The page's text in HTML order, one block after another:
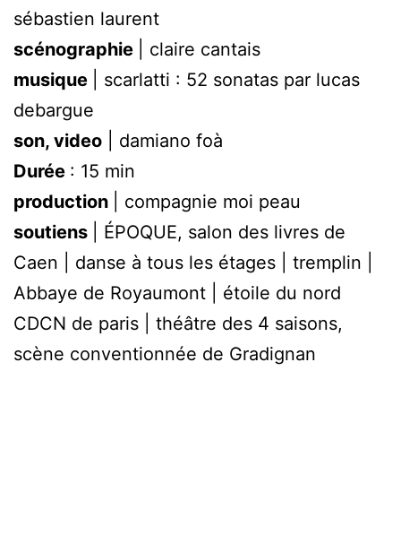
sébastien laurent
scénographie
| claire cantais
musique
| scarlatti : 52 sonatas par lucas
debargue
son, video | damiano foà
Durée : 15 min
production
| compagnie moi peau
soutiens
| ÉPOQUE, salon des livres de
Caen | danse à tous les étages | tremplin |
Abbaye de Royaumont | étoile du nord
CDCN de paris | théâtre des 4 saisons,
scène conventionnée de Gradignan